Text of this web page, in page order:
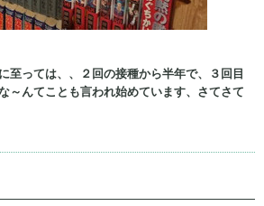
至っては、、２回の接種から半年で、３回目
～んてことも言われ始めています、さてさて